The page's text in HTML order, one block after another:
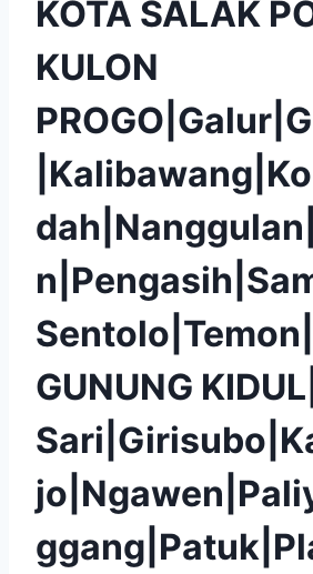
KOTA SALAK
KULON
GUNUNG